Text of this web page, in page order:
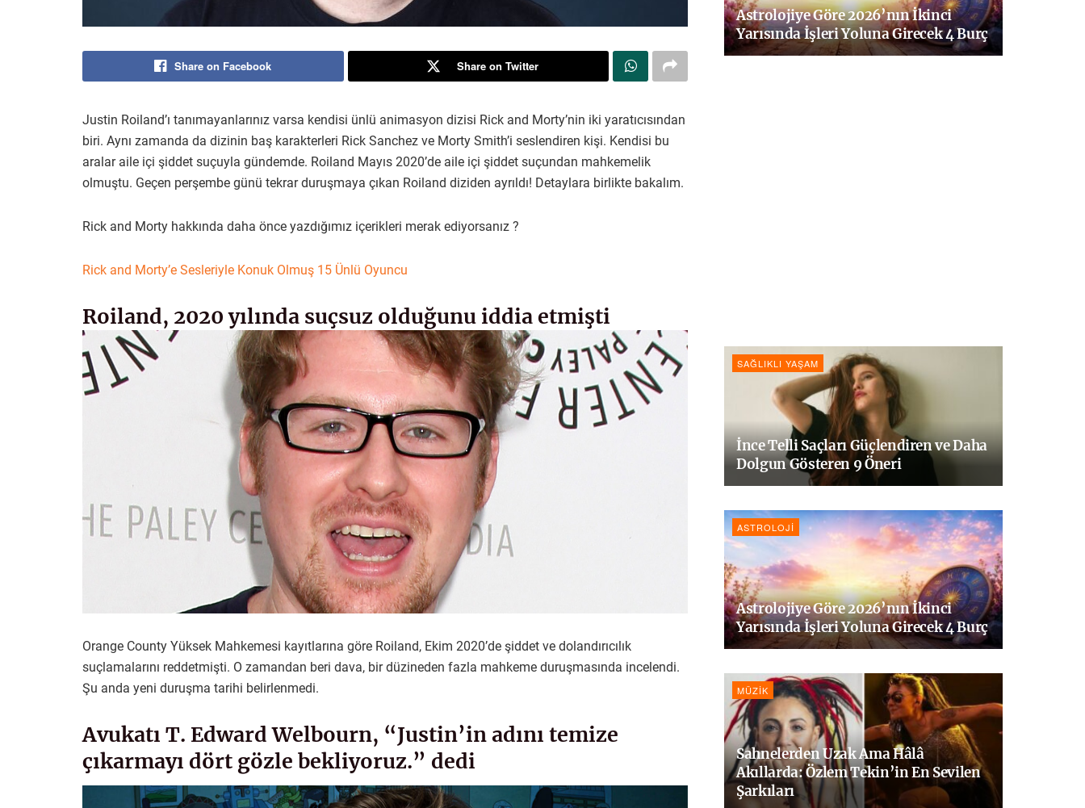
Share on Facebook Share on Twitter
Justin Roiland’ı tanımayanlarınız varsa kendisi ünlü animasyon dizisi Rick and Morty’nin iki yaratıcısından
biri. Aynı zamanda da dizinin baş karakterleri Rick Sanchez ve Morty Smith’i seslendiren kişi. Kendisi bu
aralar aile içi şiddet suçuyla gündemde. Roiland Mayıs 2020’de aile içi şiddet suçundan mahkemelik
olmuştu. Geçen perşembe günü tekrar duruşmaya çıkan Roiland diziden ayrıldı! Detaylara birlikte bakalım.
Rick and Morty hakkında daha önce yazdığımız içerikleri merak ediyorsanız ?
Rick and Morty’e Sesleriyle Konuk Olmuş 15 Ünlü Oyuncu
Roiland, 2020 yılında suçsuz olduğunu iddia etmişti
Orange County Yüksek Mahkemesi kayıtlarına göre Roiland, Ekim 2020’de şiddet ve dolandırıcılık
suçlamalarını reddetmişti. O zamandan beri dava, bir düzineden fazla mahkeme duruşmasında incelendi.
Şu anda yeni duruşma tarihi belirlenmedi.
Avukatı T. Edward Welbourn, “Justin’in adını temize
çıkarmayı dört gözle bekliyoruz.” dedi
Astrolojiye Göre 2026’nın İkinci
Yarısında İşleri Yoluna Girecek 4 Burç
SAĞLIKLI YAŞAM
İnce Telli Saçları Güçlendiren ve Daha
Dolgun Gösteren 9 Öneri
ASTROLOJI
Astrolojiye Göre 2026’nın İkinci
Yarısında İşleri Yoluna Girecek 4 Burç
MÜZIK
Sahnelerden Uzak Ama Hâlâ
Akıllarda: Özlem Tekin’in En Sevilen
Şarkıları